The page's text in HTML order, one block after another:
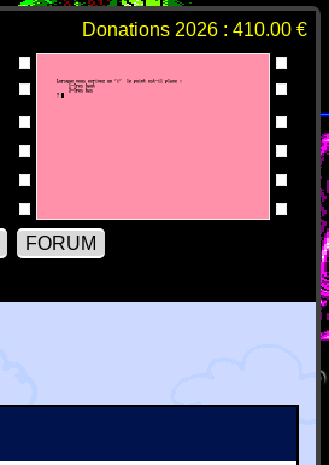
Donations 2026 : 410.00 €
FORUM